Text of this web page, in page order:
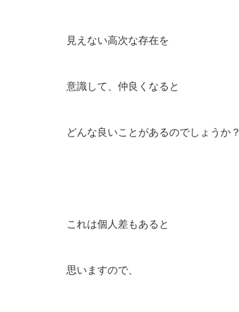
見えない高次な存在を
意識して、仲良くなると
どんな良いことがあるのでしょうか？
これは個人差もあると
思いますので、